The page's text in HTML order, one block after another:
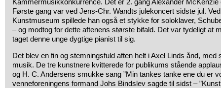
Kammermusikkonkurrence. Det er 2. gang Alexander
Første gang var ved Jens-Chr. Wandts julekoncert sidste jul.
Kunstmuseum spillede han også et stykke for soloklaver,
– og modtog for dette aftenens største bifald. Det var tydeligt at
taget denne unge dygtige pianist til sig.
Det blev en fin og stemningsfuld aften helt i Axel Linds ånd, med
musik. De tre kunstnere kvitterede for publikums stående
og H. C. Andersens smukke sang ”Min tankes tanke ene du er
venneforeningens formand Johs Bindslev sagde til sidst –